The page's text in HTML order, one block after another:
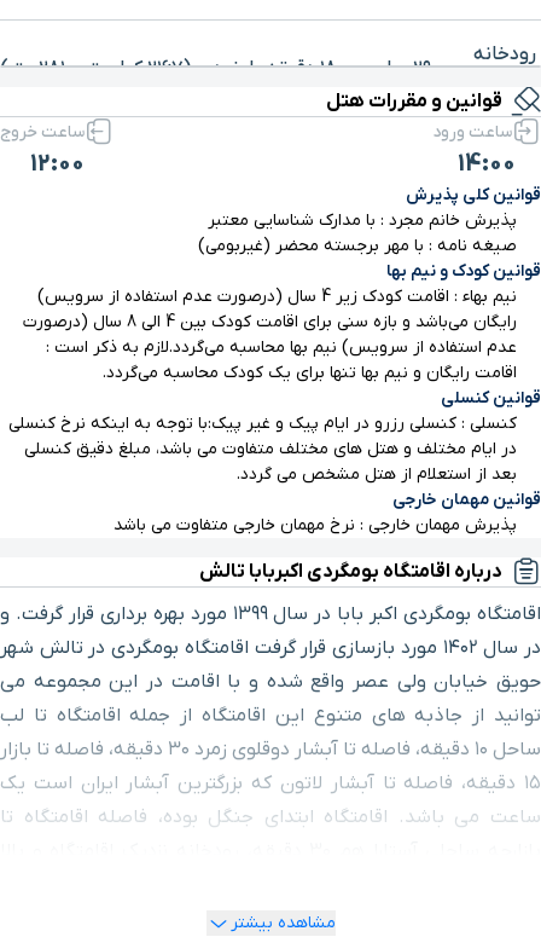
رودخانه
کرگان رود
۲۹ ساعت و ۱۸ دقیقه با خودرو (۲۱۶۷ کیلومتر و ۲۸۱ متر)
پارک جنگلی
گیسوم
آتشکده
ایسپیه
مزگت
۲۹ ساعت و ۴۷ دقیقه با خودرو (۲۱۹۲ کیلومتر و ۳۲۰ متر)
آبشار زمرد ۳۰ ساعت و ۱ دقیقه با خودرو (۲۲۰۱ کیلومتر و ۱۷۸ متر)
قلعه لیسار-
صلصال
۲ ساعت و ۲۲ دقیقه با خودرو(۷۰ کیلومتر و ۴۵۳ متر)
نرگس خاتون
۲۹ ساعت و ۹ دقیقه با خودرو(۲۱۳۸ کیلومتر و ۹۸۳ متر)
پارک جنگلی
سیاه داران
۲۹ ساعت و ۱۸ دقیقه با خودرو(۲۱۶۳ کیلومتر و ۴۸۷ متر)
رودخانه
کرگان رود
۲۹ ساعت و ۱۸ دقیقه با خودرو(۲۱۶۷ کیلومتر و ۲۸۱ متر)
قوانین و مقررات هتل
ساعت ورود
14:00
ساعت خروج
12:00
قوانین کلی پذیرش
پذیرش خانم مجرد : با مدارک شناسایی معتبر
صیغه نامه : با مهر برجسته محضر (غیربومی)
قوانین کودک و نیم بها
نیم بهاء : اقامت کودک زیر 4 سال (درصورت عدم استفاده از سرویس)
رایگان می‌باشد و بازه سنی برای اقامت کودک بین 4 الی 8 سال (درصورت
عدم استفاده از سرویس) نیم بها محاسبه می‌گردد.لازم به ذکر است :
اقامت رایگان و نیم بها تنها برای یک کودک محاسبه می‌گردد.
قوانین کنسلی
کنسلی : کنسلی رزرو در ایام پیک و غیر پیک:با توجه به اینکه نرخ کنسلی
در ایام مختلف و هتل های مختلف متفاوت می باشد، مبلغ دقیق کنسلی
بعد از استعلام از هتل مشخص می گردد.
قوانین مهمان خارجی
پذیرش مهمان خارجی : نرخ مهمان خارجی متفاوت می باشد
درباره اقامتگاه بومگردی اکبربابا تالش
اقامتگاه بومگردی اکبر بابا در سال ۱۳۹۹ مورد بهره برداری قرار گرفت. و
در سال ۱۴۰۲ مورد بازسازی قرار گرفت اقامتگاه بومگردی در تالش شهر
حویق خیابان ولی عصر واقع شده و با اقامت در این مجموعه می
توانید از جاذبه های متنوع این اقامتگاه از جمله اقامتگاه تا لب
ساحل ۱۰ دقیقه، فاصله تا آبشار دوقلوی زمرد ۳۰ دقیقه، فاصله تا بازار
۱۵ دقیقه، فاصله تا آبشار لاتون که بزرگترین آبشار ایران است یک
ساعت می باشد. اقامتگاه ابتدای جنگل بوده، فاصله اقامتگاه تا
سرسبز است و ویو پنجره رو به کوه.
مشاهده بیشتر